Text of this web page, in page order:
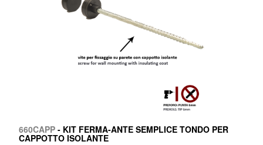
660CAPP- KIT FERMA-ANTE SEMPLICE TONDO PER
CAPPOTTO ISOLANTE